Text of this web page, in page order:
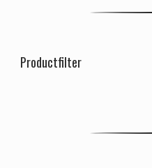
Productfilter